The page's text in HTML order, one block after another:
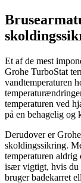
Et af de mest
Grohe TurboStat
vandtemperaturen
temperaturen ved
på en behagelig og
Derudover er
skoldingssikring.
temperaturen
især vigtigt, hvis du
bruger badekarret